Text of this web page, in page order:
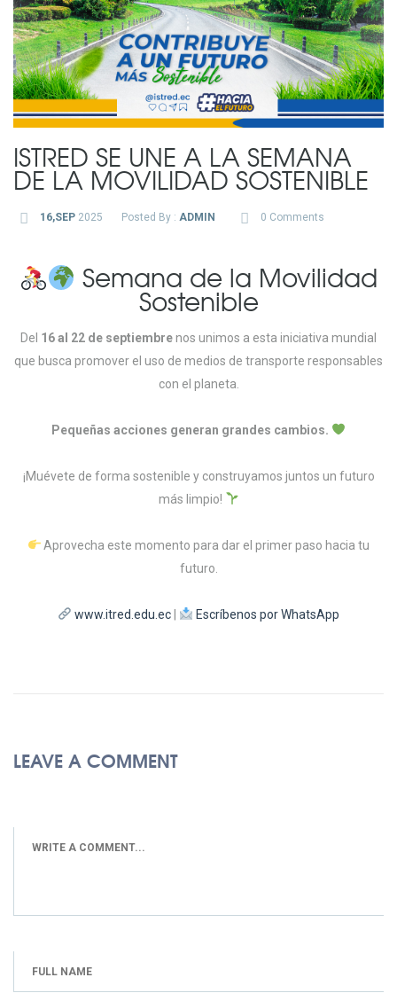
ISTRED SE UNE A LA SEMANA
DE LA MOVILIDAD SOSTENIBLE
16,SEP2025 Posted By : ADMIN 0 Comments
Semana de la Movilidad
Sostenible
Del 16 al 22 de septiembrenos unimos a esta iniciativa mundial
que busca promover el uso de medios de transporte responsables
con el planeta.
Pequeñas acciones generan grandes cambios.
¡Muévete de forma sostenible y construyamos juntos un futuro
más limpio!
Aprovecha este momento para dar el primer paso hacia tu
futuro.
www.itred.edu.ec Escríbenos por WhatsApp
LEAVE A COMMENT